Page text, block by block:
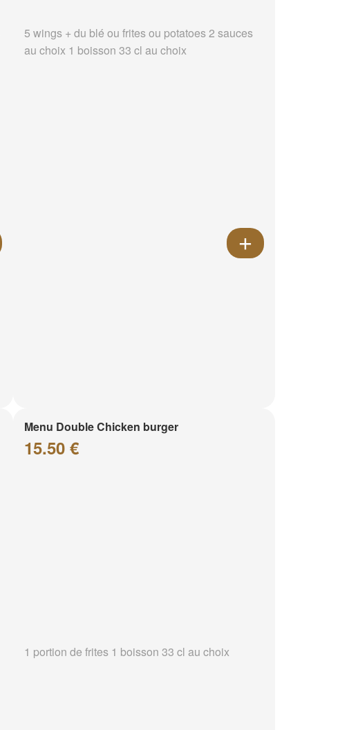
5 wings + du blé ou frites ou potatoes 2 sauces
au choix 1 boisson 33 cl au choix
Menu Double Chicken burger
15.50 €
1 portion de frites 1 boisson 33 cl au choix